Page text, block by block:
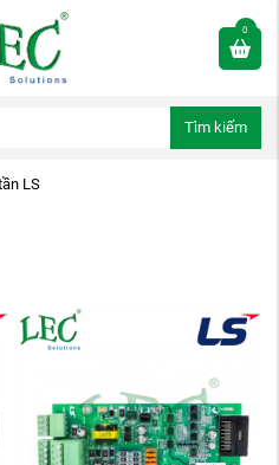
0
Tìm kiếm
LS